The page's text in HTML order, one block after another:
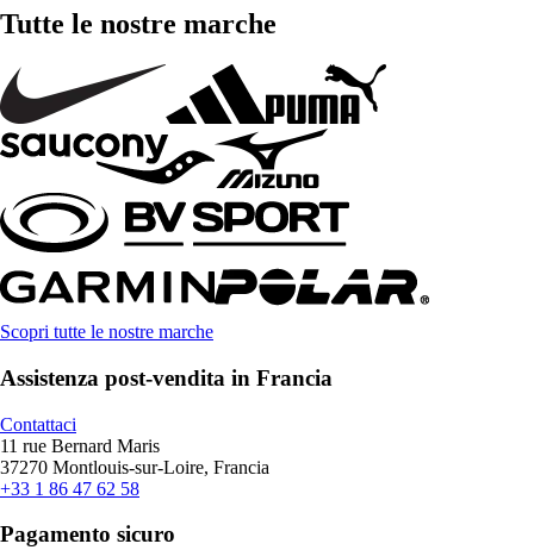
Tutte le nostre marche
Scopri tutte le nostre marche
Assistenza post-vendita in Francia
Contattaci
11 rue Bernard Maris
37270 Montlouis-sur-Loire, Francia
+33 1 86 47 62 58
Pagamento sicuro